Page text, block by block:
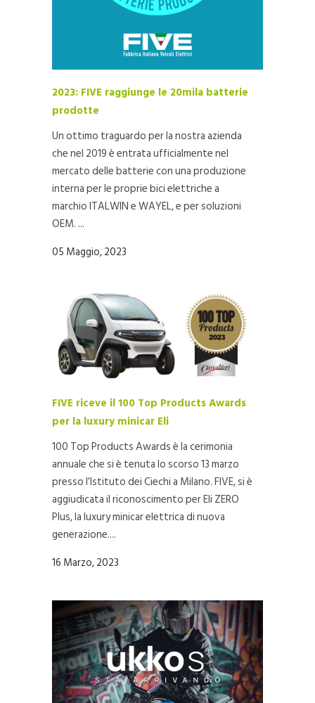
2023: FIVE raggiunge le 20mila batterie
prodotte
Un ottimo traguardo per la nostra azienda
che nel 2019 è entrata ufficialmente nel
mercato delle batterie con una produzione
interna per le proprie bici elettriche a
marchio ITALWIN e WAYEL, e per soluzioni
OEM. ...
05 Maggio, 2023
FIVE riceve il 100 Top Products Awards
per la luxury minicar Eli
100 Top Products Awards è la cerimonia
annuale che si è tenuta lo scorso 13 marzo
presso l’Istituto dei Ciechi a Milano. FIVE, si è
aggiudicata il riconoscimento per Eli ZERO
Plus, la luxury minicar elettrica di nuova
generazione....
16 Marzo, 2023